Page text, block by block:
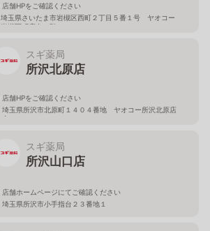
店舗HPをご確認ください
埼玉県さいたま市岩槻区西町２丁目５番１号 ヤオコー
岩槻西町店内１階
スギ薬局
所沢北原店
店舗HPをご確認ください
埼玉県所沢市北原町１４０４番地 ヤオコー所沢北原店
内
スギ薬局
所沢山口店
店舗ホームページにてご確認ください
埼玉県所沢市小手指台２３番地１